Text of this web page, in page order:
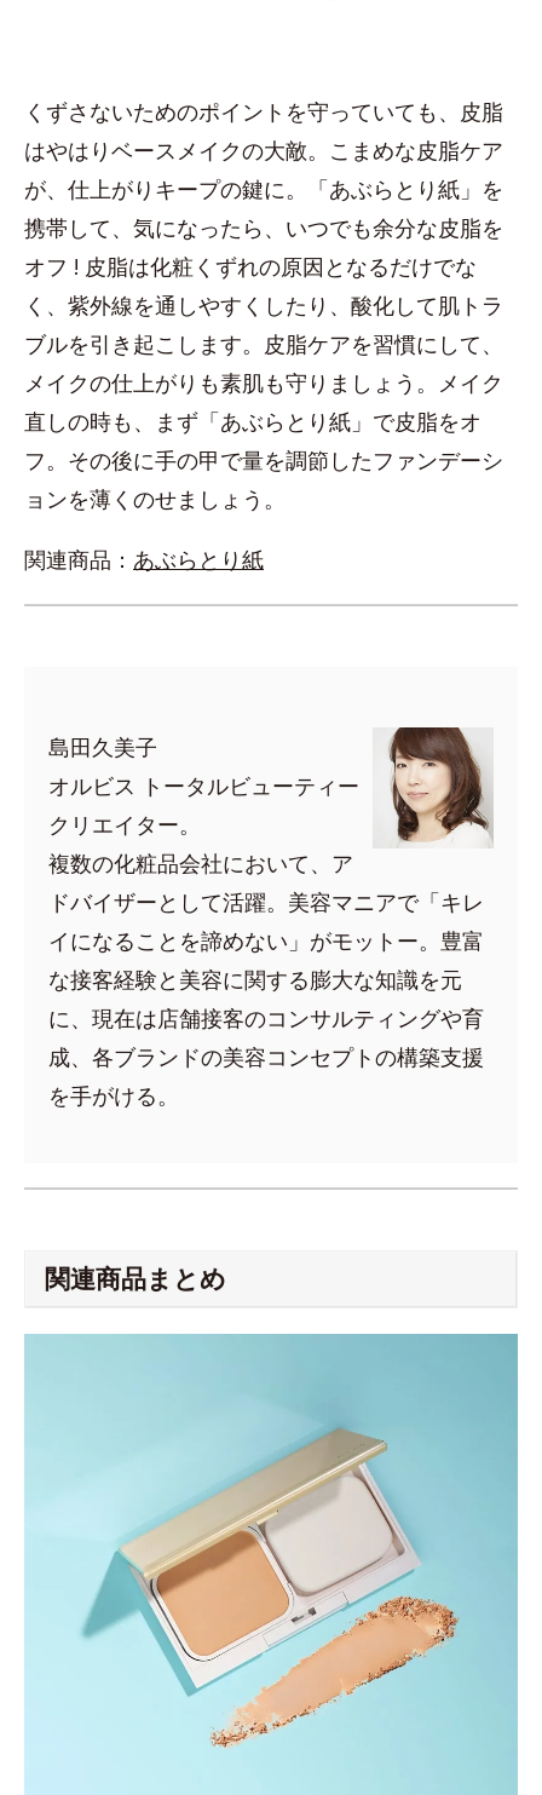
くずさないためのポイントを守っていても、皮脂
はやはりベースメイクの大敵。こまめな皮脂ケア
が、仕上がりキープの鍵に。「あぶらとり紙」を
携帯して、気になったら、いつでも余分な皮脂を
オフ ! 皮脂は化粧くずれの原因となるだけでな
く、紫外線を通しやすくしたり、酸化して肌トラ
ブルを引き起こします。皮脂ケアを習慣にして、
メイクの仕上がりも素肌も守りましょう。メイク
直しの時も、まず「あぶらとり紙」で皮脂をオ
フ。その後に手の甲で量を調節したファンデーシ
ョンを薄くのせましょう。
関連商品： あぶらとり紙
島田久美子
オルビス トータルビューティー
クリエイター。
複数の化粧品会社において、ア
ドバイザーとして活躍。美容マニアで「キレ
イになることを諦めない」がモットー。豊富
な接客経験と美容に関する膨大な知識を元
に、現在は店舗接客のコンサルティングや育
成、各ブランドの美容コンセプトの構築支援
を手がける。
関連商品まとめ